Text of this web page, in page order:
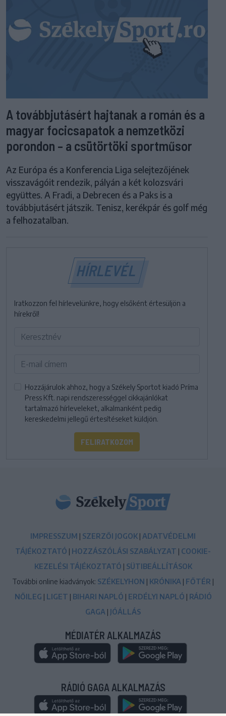
A továbbjutásért hajtanak a román és a
magyar focicsapatok a nemzetközi
porondon – a csütörtöki sportműsor
Az Európa és a Konferencia Liga selejtezőjének
visszavágóit rendezik, pályán a két kolozsvári
együttes. A Fradi, a Debrecen és a Paks is a
továbbjutásért játszik. Tenisz, kerékpár és golf még
a felhozatalban.
HÍRLEVÉL
Iratkozzon fel hírlevelünkre, hogy elsőként értesüljön a
hírekről!
Hozzájárulok ahhoz, hogy a Székely Sportot kiadó Príma
Press Kft. napi rendszerességgel cikkajánlókat
tartalmazó hírleveleket, alkalmanként pedig
kereskedelmi jellegű értesítéseket küldjön.
FELIRATKOZOM
IMPRESSZUM | SZERZŐI JOGOK | ADATVÉDELMI
TÁJÉKOZTATÓ | HOZZÁSZÓLÁSI SZABÁLYZAT | COOKIE-
KEZELÉSI TÁJÉKOZTATÓ | SÜTIBEÁLLÍTÁSOK
További online kiadványok: SZÉKELYHON | KRÓNIKA | FŐTÉR |
NŐILEG | LIGET | BIHARI NAPLÓ | ERDÉLYI NAPLÓ | RÁDIÓ
GAGA | JÓÁLLÁS
MÉDIATÉR ALKALMAZÁS
RÁDIÓ GAGA ALKALMAZÁS